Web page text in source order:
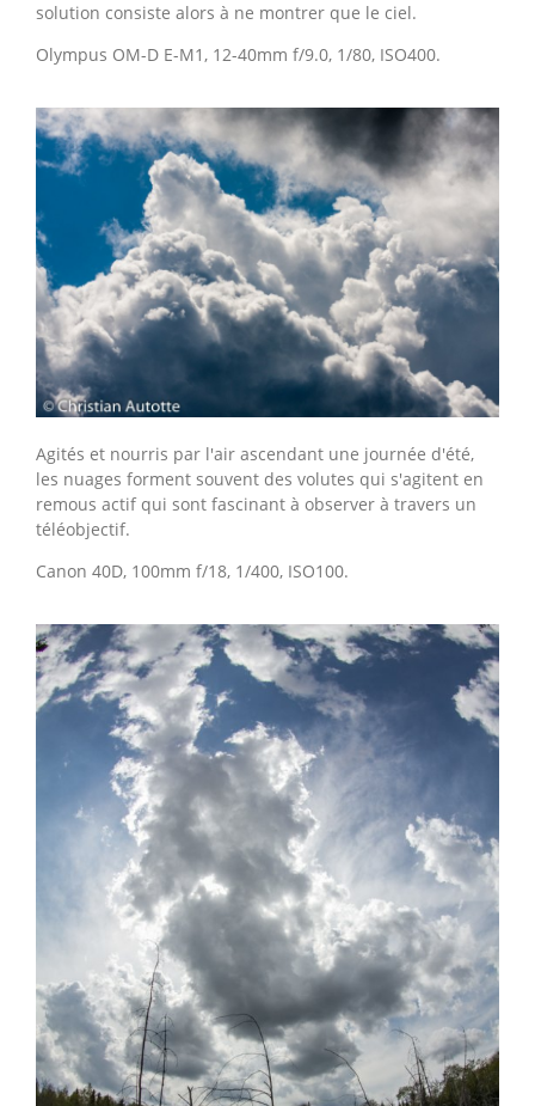
solution consiste alors à ne montrer que le ciel.
Olympus OM-D E-M1, 12-40mm f/9.0, 1/80, ISO400.
Agités et nourris par l'air ascendant une journée d'été,
les nuages forment souvent des volutes qui s'agitent en
remous actif qui sont fascinant à observer à travers un
téléobjectif.
Canon 40D, 100mm f/18, 1/400, ISO100.